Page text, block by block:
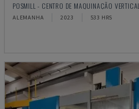
POSMILL - CENTRO DE MAQUINAÇÃO VERTICAL
ALEMANHA 2023 533 HRS